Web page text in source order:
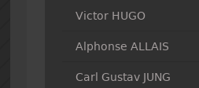
Victor HUGO
Alphonse ALLAIS
Carl Gustav JUNG